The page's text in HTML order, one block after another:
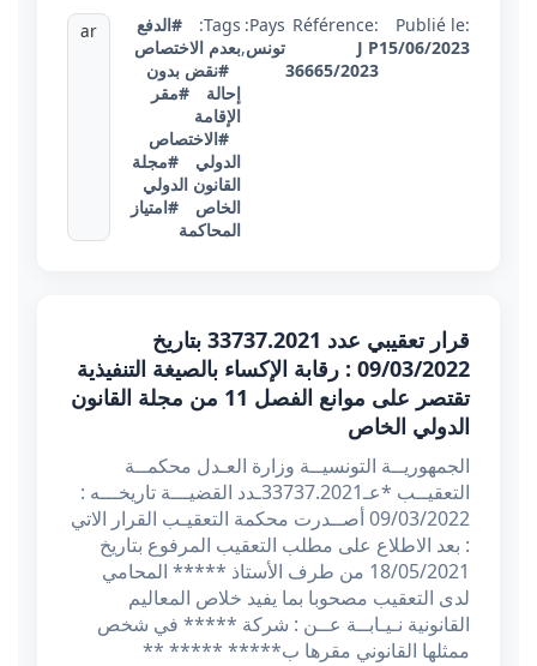
Publié le:
15/06/2023
Référence:
J P
36665/2023
Pays:
تونس,
Tags:
#الدفع
بعدم الاختصاص
#نقض بدون
إحالة
#مقر
الإقامة
#الاختصاص
الدولي
#مجلة
القانون الدولي
الخاص
#امتياز
المحاكمة
ar
قرار تعقيبي عدد 33737.2021 بتاريخ
09/03/2022 : رقابة الإكساء بالصيغة التنفيذية
تقتصر على موانع الفصل 11 من مجلة القانون
الدولي الخاص
الجمهوريــة التونسيــة وزارة العـدل محكمــة
التعقيــب *عـ33737.2021ـدد القضيـــة تاريخـــه :
09/03/2022 أصــدرت محكمة التعقيـب القرار الاتي
: بعد الاطلاع على مطلب التعقيب المرفوع بتاريخ
18/05/2021 من طرف الأستاذ ***** المحامي
لدى التعقيب مصحوبا بما يفيد خلاص المعاليم
القانونية نـيـابــة عــن : شركة ***** في شخص
ممثلها القانوني مقرها ب***** ***** **